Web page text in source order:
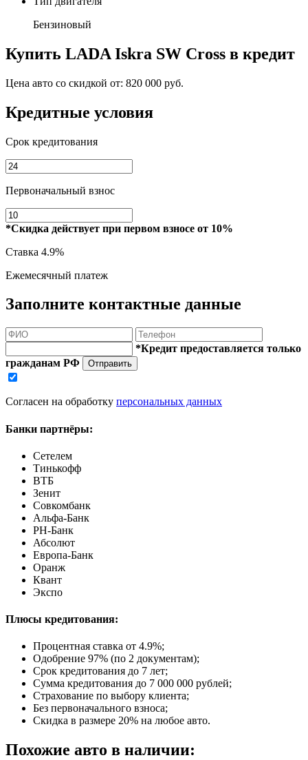
Бензиновый
Купить LADA Iskra SW Cross в кредит
Цена авто со скидкой от: 820 000 руб.
Кредитные условия
Срок кредитования
Первоначальный взнос
*Скидка действует при первом взносе от 10%
Ставка 4.9%
Ежемесячный платеж
Заполните контактные данные
*Кредит предоставляется только
гражданам РФ
Отправить
Согласен на обработку персональных данных
Банки партнёры:
Сетелем
Тинькофф
ВТБ
Зенит
Совкомбанк
Альфа-Банк
РН-Банк
Абсолют
Европа-Банк
Оранж
Квант
Экспо
Плюсы кредитования:
Процентная ставка от 4.9%;
Одобрение 97% (по 2 документам);
Срок кредитования до 7 лет;
Сумма кредитования до 7 000 000 рублей;
Страхование по выбору клиента;
Без первоначального взноса;
Скидка в размере 20% на любое авто.
Похожие авто в наличии: